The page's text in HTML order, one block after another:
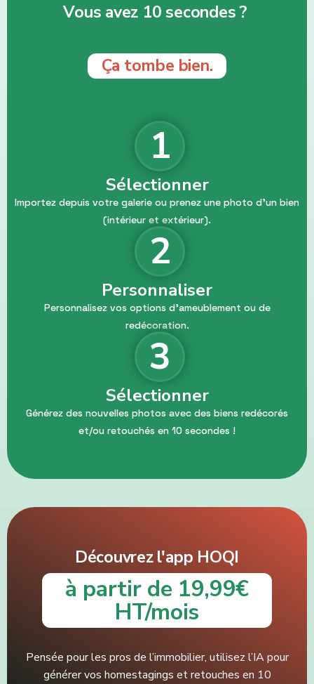
Vous avez 10 secondes ?
Ça tombe bien.
1
Sélectionner
Importez depuis votre galerie ou prenez une photo d'un bien
(intérieur et extérieur).
2
Personnaliser
Personnalisez vos options d'ameublement ou de
redécoration.
3
Sélectionner
Générez des nouvelles photos avec des biens redécorés
et/ou retouchés en 10 secondes !
Découvrez l'app HOQI
à partir de 19,99€
HT/mois
Pensée pour les pros de l’immobilier, utilisez l’IA pour
générer vos homestagings et retouches en 10